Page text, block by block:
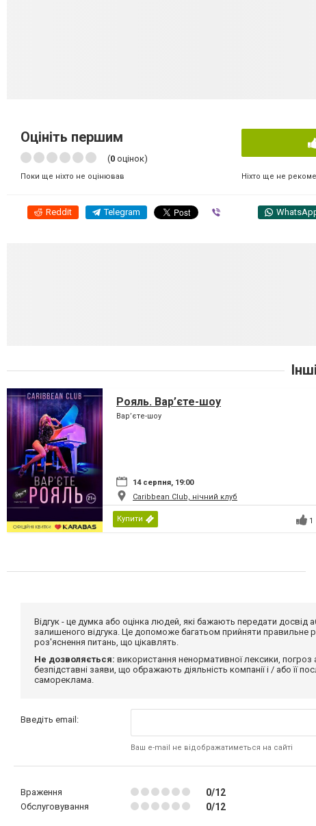
Оцініть першим
(0 оцінок)
Поки ще ніхто не оцінював Ніхто ще не
Reddit Telegram
Рояль. Вар’єте-шоу
Вар’єте-шоу
14 серпня, 19:00
Caribbean Club, нічний клуб
Купити 1
Відгук - це думка або оцінка людей, які бажають передати
залишеного відгука. Це допоможе багатьом прийняти правильне
роз'яснення питань, що цікавлять.
Не дозволяється: використання ненормативної лексики,
безпідставні заяви, що ображають діяльність компанії і / або її
самореклама.
Введіть email:
Ваш e-mail не відображатиметься на сайті
Враження 0/12
Обслуговування 0/12